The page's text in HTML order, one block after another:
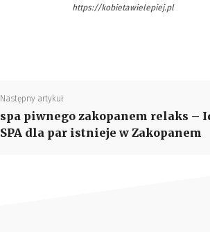
https://kobietawielepiej.pl
Następny artykuł
spa piwnego zakopanem relaks –
SPA dla par istnieje w Zakopanem